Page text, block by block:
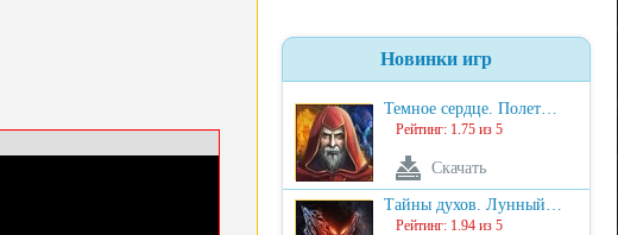
Новинки игр
Темное сердце. Полет…
Рейтинг: 1.75 из 5
Скачать
Тайны духов. Лунный…
Рейтинг: 1.94 из 5